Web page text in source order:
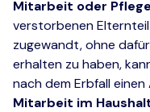
Mitarbeit oder
verstorbenen
zugewandt, ohne
erhalten zu haben,
nach dem Erbfall einen
Mitarbeit im